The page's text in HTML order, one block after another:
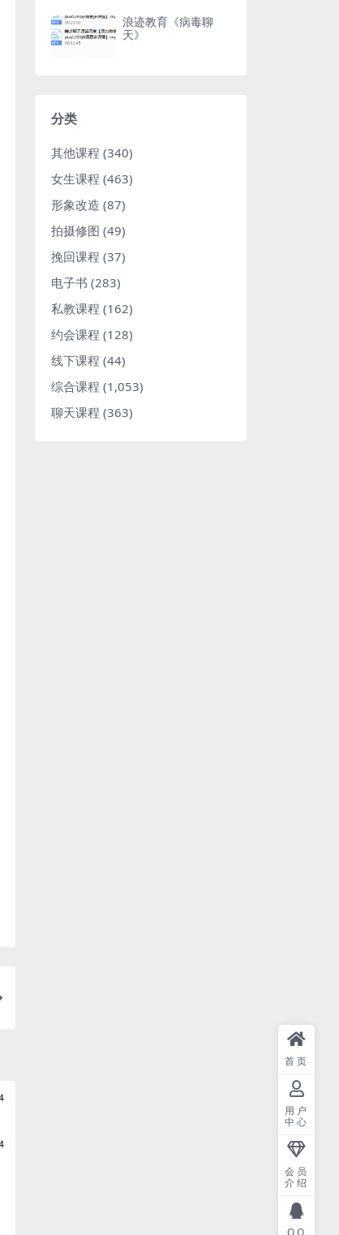
浪迹教育《病毒聊
天》
分类
其他课程 (340)
女生课程 (463)
形象改造 (87)
拍摄修图 (49)
挽回课程 (37)
电子书 (283)
私教课程 (162)
约会课程 (128)
线下课程 (44)
综合课程 (1,053)
聊天课程 (363)
首页
用户
中心
会员
介绍
QQ